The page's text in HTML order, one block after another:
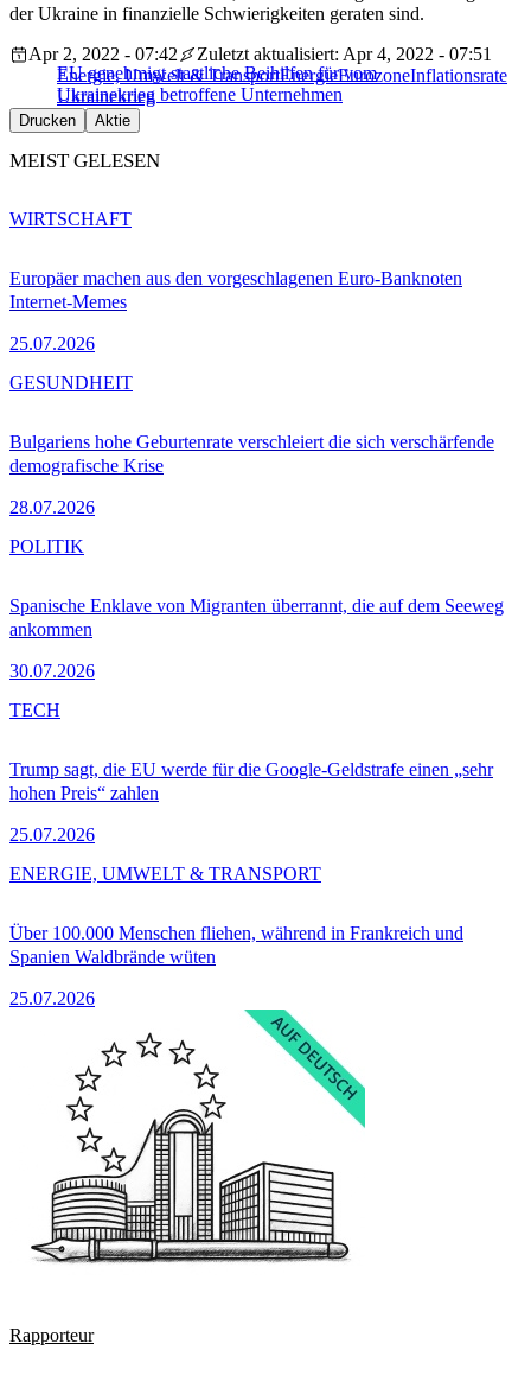
der Ukraine in finanzielle Schwierigkeiten geraten sind.
EU genehmigt staatliche Beihilfen für vom
Ukrainekrieg betroffene Unternehmen
Apr 2, 2022 - 07:42
Zuletzt aktualisiert: Apr 4, 2022 - 07:51
Energie, Umwelt & TransportEnergieEurozoneInflationsrate
Ukrainekrieg
Drucken Aktie
MEIST GELESEN
Europäer machen aus den vorgeschlagenen Euro-Banknoten
Internet-Memes
25.07.2026
WIRTSCHAFT
Bulgariens hohe Geburtenrate verschleiert die sich verschärfende
demografische Krise
28.07.2026
GESUNDHEIT
Spanische Enklave von Migranten überrannt, die auf dem Seeweg
ankommen
30.07.2026
POLITIK
Trump sagt, die EU werde für die Google-Geldstrafe einen „sehr
hohen Preis“ zahlen
25.07.2026
TECH
Über 100.000 Menschen fliehen, während in Frankreich und
Spanien Waldbrände wüten
25.07.2026
ENERGIE, UMWELT & TRANSPORT
Rapporteur